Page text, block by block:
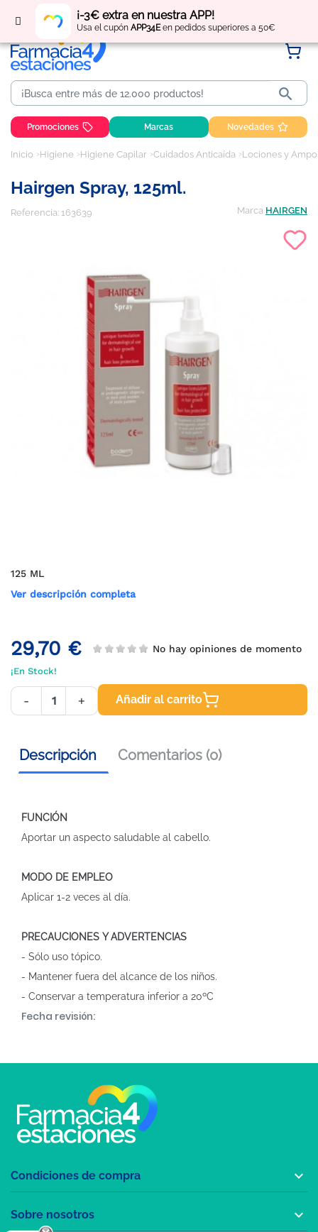
¡-3€ extra en nuestra APP!
Usa el cupón APP34Een pedidos superiores a 50€
Regístratey obtén puntos por tus compras

Promociones Marcas Novedades
Inicio Higiene Higiene Capilar Cuidados Anticaída Lociones y
Hairgen Spray, 125ml.
Referencia: 163639 Marca HAIRGEN
125 ML
Ver descripción completa
29,70 € No hay opiniones de momento
¡En Stock!
- + Añadir al carrito
Descripción Comentarios (0)
FUNCIÓN
Aportar un aspecto saludable al cabello.
MODO DE EMPLEO
Aplicar 1-2 veces al día.
PRECAUCIONES Y ADVERTENCIAS
- Sólo uso tópico.
- Mantener fuera del alcance de los niños.
- Conservar a temperatura inferior a 20ºC
Fecha revisión:
Condiciones de compra 
Sobre nosotros 